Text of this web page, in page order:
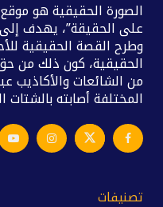
الصورة الحقيقية هو
على الحقيقة”، يهدف
وطرح القصة الحقيقية
الحقيقية، كون ذلك من
من الشائعات والأكاذيب
المختلفة أصابته
تصنيفات